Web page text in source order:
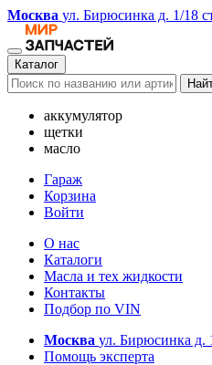
Москва ул. Бирюсинка д. 1/18
Каталог
аккумулятор
щетки
масло
Гараж
Корзина
Войти
О нас
Каталоги
Масла и тех жидкости
Контакты
Подбор по VIN
Москва ул. Бирюсинка д.
Помощь эксперта